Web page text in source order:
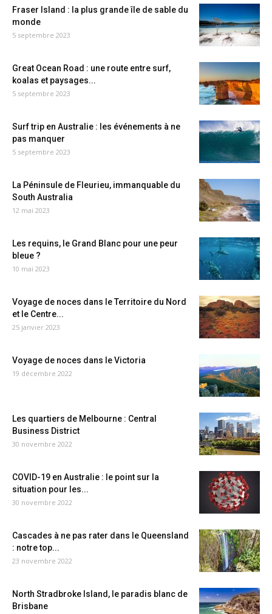
Fraser Island : la plus grande île de sable du
monde
5 septembre 2023
Great Ocean Road : une route entre surf,
koalas et paysages...
5 septembre 2023
Surf trip en Australie : les événements à ne
pas manquer
5 septembre 2023
La Péninsule de Fleurieu, immanquable du
South Australia
12 mai 2023
Les requins, le Grand Blanc pour une peur
bleue ?
10 mai 2023
Voyage de noces dans le Territoire du Nord
et le Centre...
25 janvier 2023
Voyage de noces dans le Victoria
19 décembre 2022
Les quartiers de Melbourne : Central
Business District
30 novembre 2022
COVID-19 en Australie : le point sur la
situation pour les...
30 novembre 2022
Cascades à ne pas rater dans le Queensland
: notre top...
23 novembre 2022
North Stradbroke Island, le paradis blanc de
Brisbane